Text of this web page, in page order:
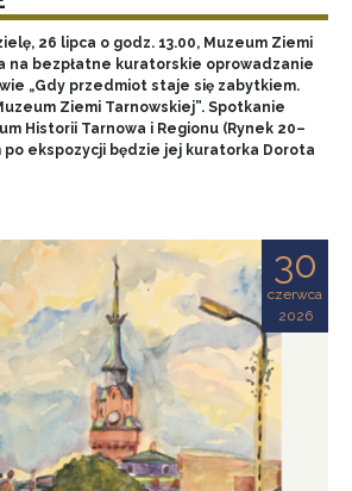
26 lipca o godz. 13.00, Muzeum Ziemi
na bezpłatne kuratorskie oprowadzanie
„Gdy przedmiot staje się zabytkiem.
Ziemi Tarnowskiej”. Spotkanie
Historii Tarnowa i Regionu (Rynek 20–
po ekspozycji będzie jej kuratorka Dorota
30
czerwca
2026